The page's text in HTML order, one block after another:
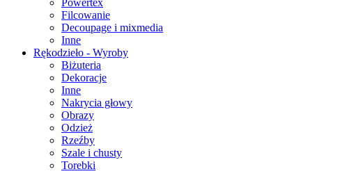
Powertex
Filcowanie
Decoupage i mixmedia
Inne
Rękodzieło - Wyroby
Biżuteria
Dekoracje
Inne
Nakrycia głowy
Obrazy
Odzież
Rzeźby
Szale i chusty
Torebki